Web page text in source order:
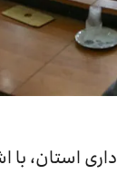
استان، با